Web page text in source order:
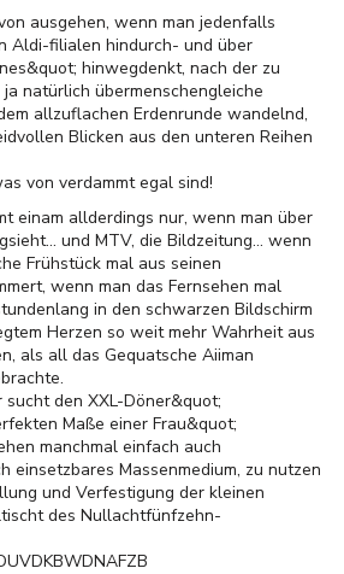
ausgehen, wenn man jedenfalls
Aldi-filialen hindurch- und über
hinwegdenkt, nach der zu
natürlich übermenschengleiche
allzuflachen Erdenrunde wandelnd,
Blicken aus den unteren Reihen
von verdammt egal sind!
einam allderdings nur, wenn man über
und MTV, die Bildzeitung... wenn
Frühstück mal aus seinen
wenn man das Fernsehen mal
in den schwarzen Bildschirm
Herzen so weit mehr Wahrheit aus
als all das Gequatsche Aiiman
sucht den XXL-Döner&quot;
Maße einer Frau&quot;
manchmal einfach auch
einsetzbares Massenmedium, zu nutzen
und Verfestigung der kleinen
des Nullachtfünfzehn-